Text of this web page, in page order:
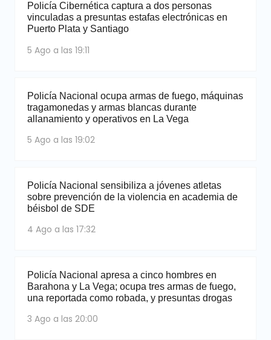
Policía Cibernética captura a dos personas
vinculadas a presuntas estafas electrónicas en
Puerto Plata y Santiago
5 Ago a las 19:11
Policía Nacional ocupa armas de fuego, máquinas
tragamonedas y armas blancas durante
allanamiento y operativos en La Vega
5 Ago a las 19:02
Policía Nacional sensibiliza a jóvenes atletas
sobre prevención de la violencia en academia de
béisbol de SDE
4 Ago a las 17:32
Policía Nacional apresa a cinco hombres en
Barahona y La Vega; ocupa tres armas de fuego,
una reportada como robada, y presuntas drogas
3 Ago a las 20:00